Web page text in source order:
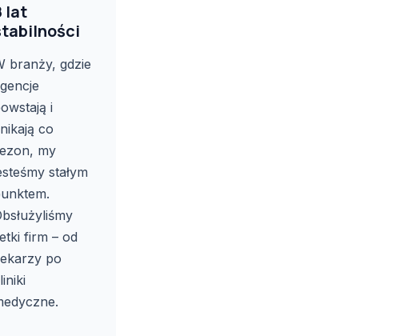
lat
branży, gdzie
i
co
my
stałym
firm – od
po